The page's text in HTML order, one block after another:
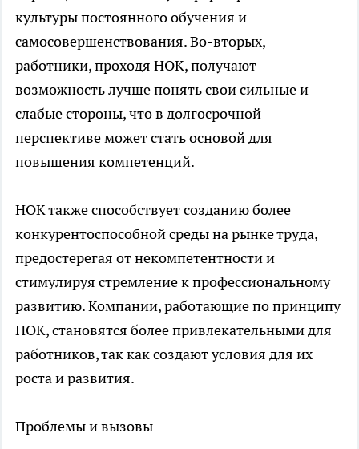
культуры постоянного обучения и
самосовершенствования. Во-вторых,
работники, проходя НОК, получают
возможность лучше понять свои сильные и
слабые стороны, что в долгосрочной
перспективе может стать основой для
повышения компетенций.
НОК также способствует созданию более
конкурентоспособной среды на рынке труда,
предостерегая от некомпетентности и
стимулируя стремление к профессиональному
развитию. Компании, работающие по принципу
НОК, становятся более привлекательными для
работников, так как создают условия для их
роста и развития.
Проблемы и вызовы